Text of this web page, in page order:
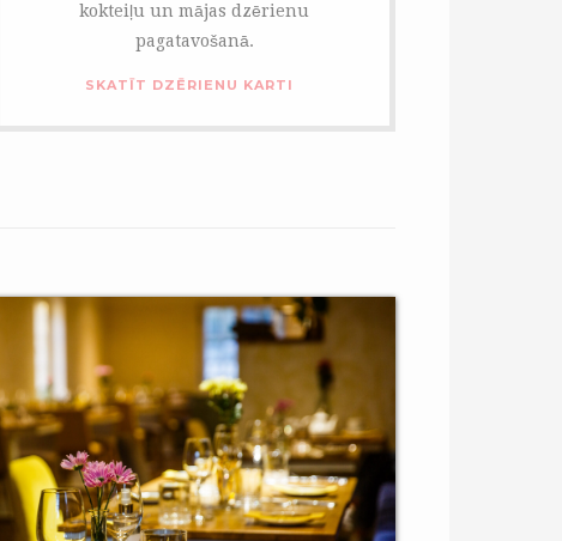
kokteiļu un mājas dzērienu
pagatavošanā.
SKATĪT DZĒRIENU KARTI